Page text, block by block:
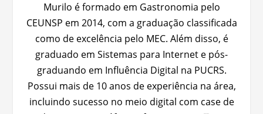
Murilo é formado em Gastronomia pelo
CEUNSP em 2014, com a graduação classificada
como de excelência pelo MEC. Além disso, é
graduado em Sistemas para Internet e pós-
graduando em Influência Digital na PUCRS.
Possui mais de 10 anos de experiência na área,
incluindo sucesso no meio digital com case de